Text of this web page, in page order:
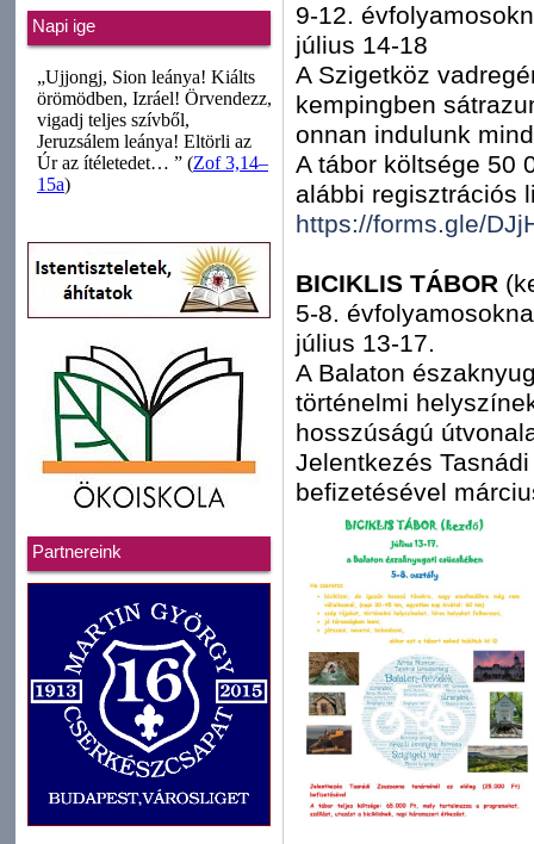
Napi ige
Partnereink
9-12.
július 14-18
A Szigetköz
kempingben
onnan indulunk
A tábor költsége 50
alábbi regisztrációs
https://forms.gle/
BICIKLIS TÁBOR
5-8.
július 13-17.
A Balaton
történelmi
hosszúságú
Jelentkezés
befizetésével